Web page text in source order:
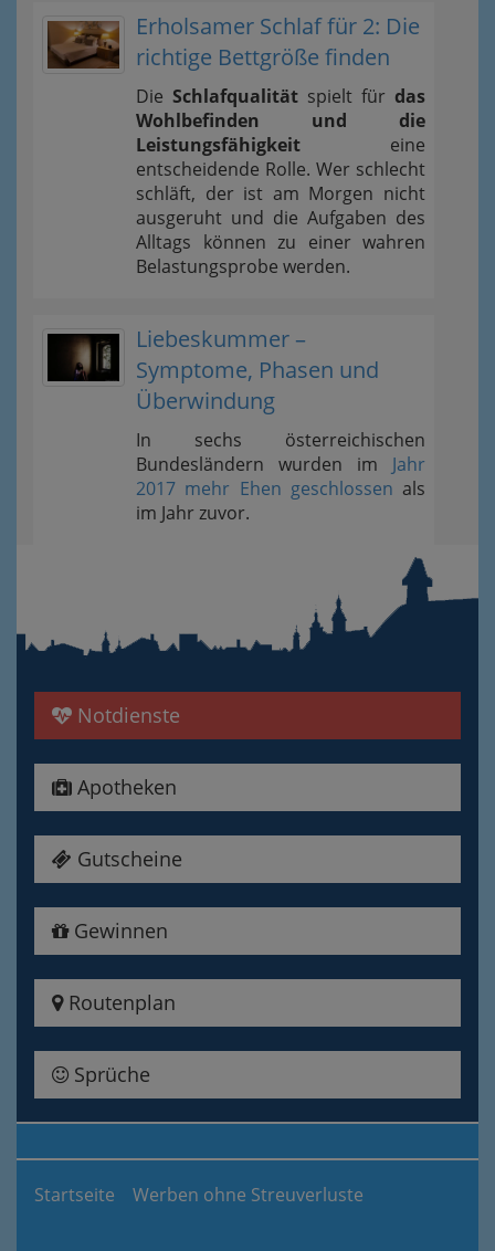
Erholsamer Schlaf für 2: Die
richtige Bettgröße finden
Die Schlafqualität spielt für das
Wohlbefinden und die
Leistungsfähigkeit eine
entscheidende Rolle. Wer schlecht
schläft, der ist am Morgen nicht
ausgeruht und die Aufgaben des
Alltags können zu einer wahren
Belastungsprobe werden.
Liebeskummer –
Symptome, Phasen und
Überwindung
In sechs österreichischen
Bundesländern wurden im Jahr
2017 mehr Ehen geschlossen als
im Jahr zuvor.
Notdienste
Apotheken
Gutscheine
Gewinnen
Routenplan
Sprüche
Startseite Werben ohne Streuverluste